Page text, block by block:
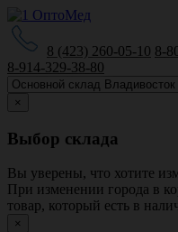
8 (423) 260-05-10 8-
8-914-329-38-80
×
Выбор склада
Вы уверены, что хотите
При изменении города в
товар, который есть в
×